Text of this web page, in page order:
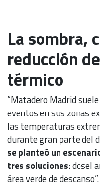
La sombra,
reducción
térmico
“Matadero Madrid
eventos en sus zonas
las temperaturas
durante gran parte del
se planteó un
tres soluciones: dosel
área verde de descanso”.